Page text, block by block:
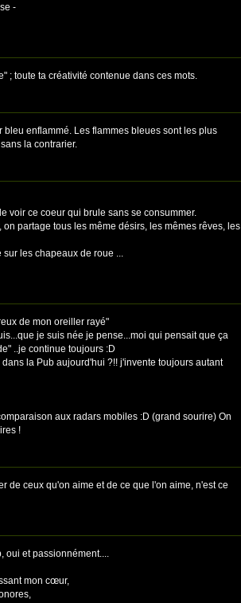
-
; toute ta créativité contenue dans ces mots.
bleu enflammé. Les flammes bleues sont les plus
la contrarier.
voir ce coeur qui brule sans se consummer.
on partage tous les même désirs, les mêmes rêves, les
les chapeaux de roue ...
de mon oreiller rayé"
je suis née je pense...moi qui pensait que ça
..je continue toujours :D
la Pub aujourd'hui ?!! j'invente toujours autant
aux radars mobiles :D (grand sourire) On
!
de ceux qu'on aime et de ce que l'on aime, n'est ce
oui et passionnément....
mon cœur,